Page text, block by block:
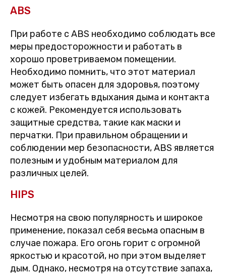
ABS
При работе с ABS необходимо соблюдать все
меры предосторожности и работать в
хорошо проветриваемом помещении.
Необходимо помнить, что этот материал
может быть опасен для здоровья, поэтому
следует избегать вдыхания дыма и контакта
с кожей. Рекомендуется использовать
защитные средства, такие как маски и
перчатки. При правильном обращении и
соблюдении мер безопасности, ABS является
полезным и удобным материалом для
различных целей.
HIPS
Несмотря на свою популярность и широкое
применение, показал себя весьма опасным в
случае пожара. Его огонь горит с огромной
яркостью и красотой, но при этом выделяет
дым. Однако, несмотря на отсутствие запаха,